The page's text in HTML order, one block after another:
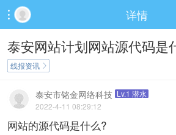
 详情
泰安网站计划网站源代码是
线报资讯 
泰安市铭金网络科技 Lv.1 潜水
2022-4-11 08:29:12
网站的源代码是什么?